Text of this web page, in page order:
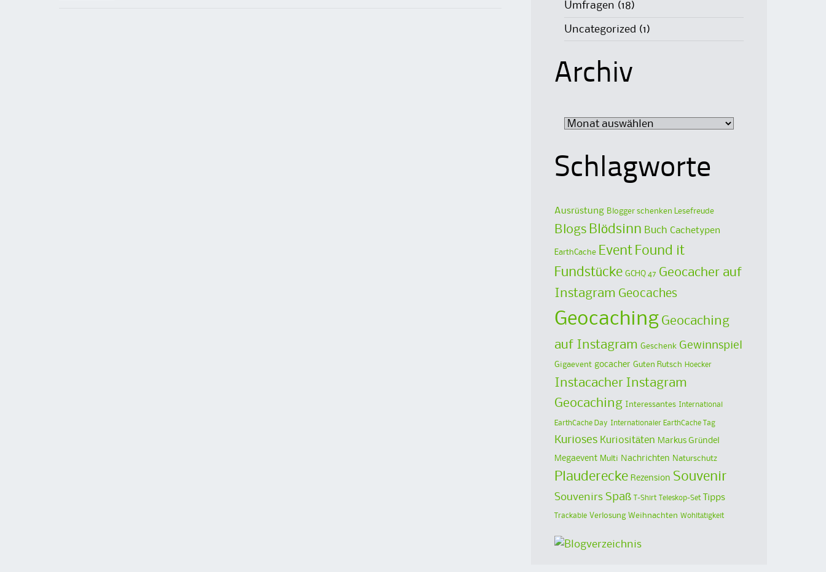
Umfragen (18)
Uncategorized (1)
Archiv
Archiv
Schlagworte
Ausrüstung Blogger schenken Lesefreude
Blogs Blödsinn Buch Cachetypen
EarthCache Event Found it
Fundstücke GCHQ 47 Geocacher auf
Instagram Geocaches
Geocaching Geocaching
auf Instagram Geschenk Gewinnspiel
Gigaevent gocacher Guten Rutsch Hoecker
Instacacher Instagram
Geocaching
Interessantes International
EarthCache Day Internationaler EarthCache Tag
Kurioses Kuriositäten Markus Gründel
Megaevent Multi Nachrichten Naturschutz
Plauderecke Rezension Souvenir
Souvenirs Spaß T-Shirt Teleskop-Set Tipps
Trackable Verlosung Weihnachten Wohltätigkeit